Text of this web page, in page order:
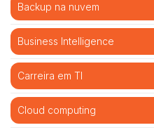
Backup na nuvem
Business Intelligence
Carreira em TI
Cloud computing